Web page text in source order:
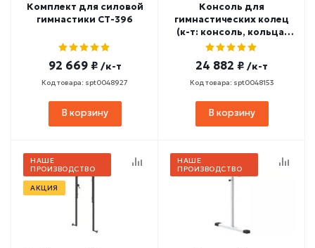
Комплект для силовой
гимнастики СТ-396
92 669 ₽ /к-т
Код товара: spt0048927
В корзину
Консоль для
гимнастических колец
(к-т: консоль, кольца)
СТ-363
24 882 ₽ /к-т
Код товара: spt0048153
В корзину
НАШЕ
ПРОИЗВОДСТВО
АКЦИЯ
НАШЕ
ПРОИЗВОДСТВО